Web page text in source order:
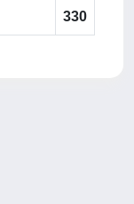
330